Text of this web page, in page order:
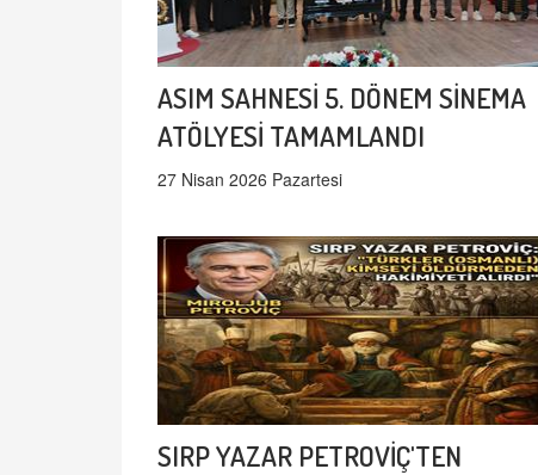
ASIM SAHNESİ 5. DÖNEM SİNEMA
ATÖLYESİ TAMAMLANDI
27 Nisan 2026 Pazartesi
SIRP YAZAR PETROVİÇ'TEN